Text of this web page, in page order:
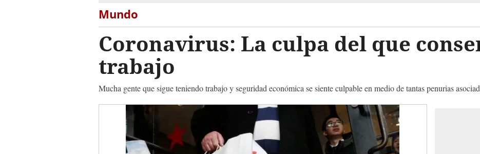
Mundo
Coronavirus: La culpa del que
trabajo
Mucha gente que sigue teniendo trabajo y seguridad económica se siente culpable en medio de tantas penurias